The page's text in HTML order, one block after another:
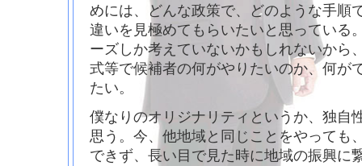
めには、どんな政策で、どのような手順
違いを見極めてもらいたいと思っている
ーズしか考えていないかもしれないから
式等で候補者の何がやりたいのか、何が
たい。
僕なりのオリジナリティというか、独自
思う。今、他地域と同じことをやっても
できず、長い目で見た時に地域の振興に